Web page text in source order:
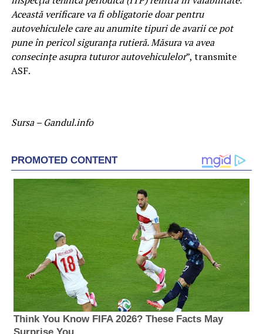
Această verificare va fi obligatorie doar pentru
autovehiculele care au anumite tipuri de avarii ce pot
pune în pericol siguranţa rutieră. Măsura va avea
consecinţe asupra tuturor autovehiculelor”, transmite
ASF.
Sursa – Gandul.info